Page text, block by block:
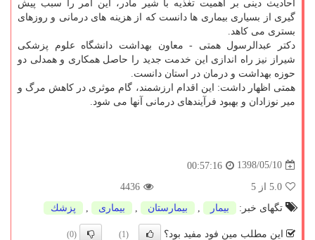
احادیث دینی بر اهمیت تغذیه با شیر مادر، این امر را سبب پیش
گیری از بسیاری بیماری ها دانست كه از هزینه های درمانی و روزهای
بستری می كاهد.
دكتر عبدالرسول همتی - معاون بهداشت دانشگاه علوم پزشكی
شیراز نیز راه اندازی این خدمت جدید را حاصل همكاری و همدلی دو
حوزه بهداشت و درمان در استان دانست.
همتی اظهار داشت: این اقدام ارزشمند، گام موثری در كاهش مرگ و
میر نوزادان و بهبود فرآیندهای درمانی آنها می شود.
1398/05/10
00:57:16
5.0 از 5
4436
تگهای خبر:
بیمار بیمارستان بیماری پزشك
این مطلب مین فود مفید بود؟ (1)
(0)